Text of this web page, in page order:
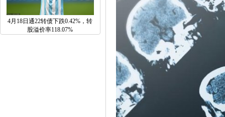
4月18日通22转债下跌0.42%，转
股溢价率118.07%